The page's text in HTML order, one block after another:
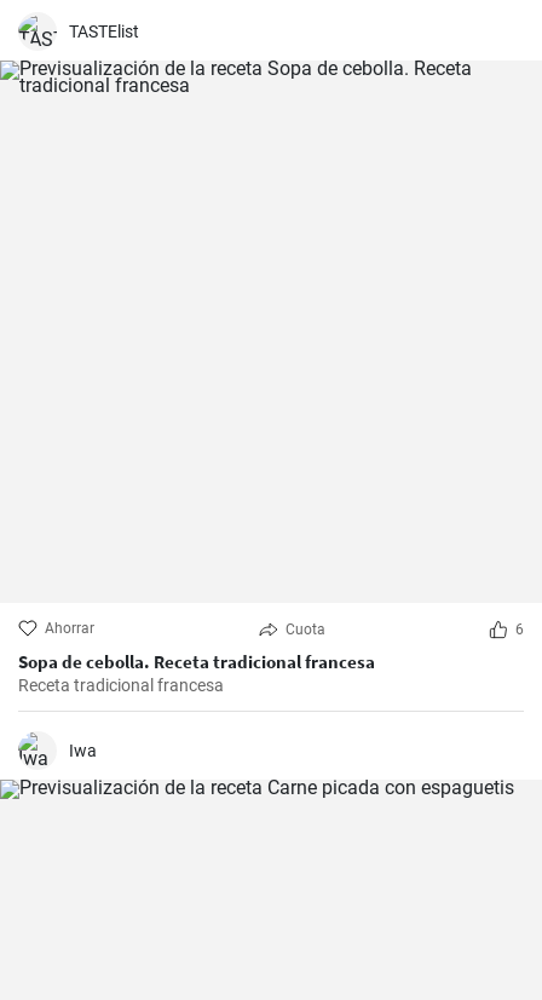
sabor dulce, siempre eran un éxito para las visitas improvisadas y
TASTElist
Ahorrar Cuota 6
Sopa de cebolla. Receta tradicional francesa
Receta tradicional francesa
Iwa